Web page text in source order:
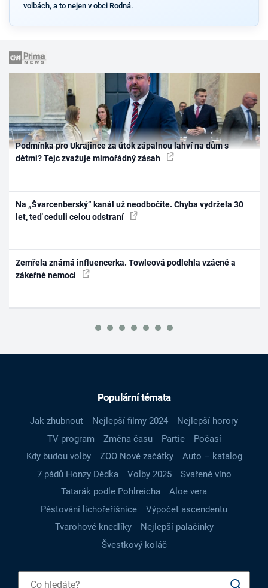
volbách, a to nejen v obci Rodná.
Podmínka pro Ukrajince za útok zápalnou lahví na dům s
dětmi? Tejc zvažuje mimořádný zásah
Na „Švarcenberský“ kanál už neodbočíte. Chyba vydržela 30
let, teď ceduli celou odstraní
Zemřela známá influencerka. Towleová podlehla vzácné a
zákeřné nemoci
Populární témata
Jak zhubnout Nejlepší filmy 2024
Nejlepší horory
TV program
Změna času Partie
Počasí
Kdy budou volby
ZOO Nové začátky
Auto – katalog
7 pádů Honzy Dědka
Volby 2025
Svařené víno
Tatarák podle Pohlreicha
Aloe vera
Pěstování lichořeřišnice
Výpočet ascendentu
Tvarohové knedlíky
Nejlepší palačinky
Švestkový koláč